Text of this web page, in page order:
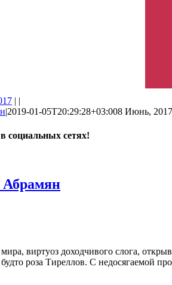
| |
|2019-01-05T20:29:28+03:008 Июнь,
социальных сетях!
виртуоз доходчивого слога,
роза Тиреллов. С недосягаемой